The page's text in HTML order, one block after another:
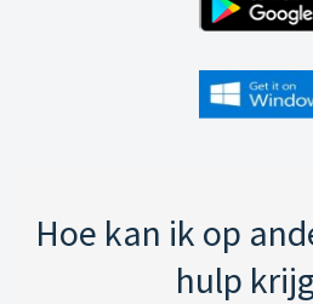
Hoe kan ik op
hulp